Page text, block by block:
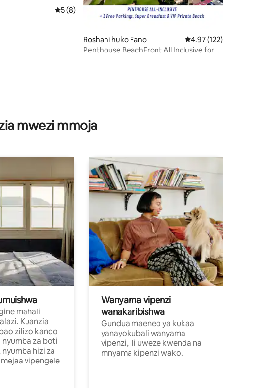
ya 5, tathmini 31
Ukadiriaji wa wastani wa 5 kati ya 5, tathmini 8
5 (8)
Roshani huko Fano Ukadiriaji wa wastani
4.97 (122)
Penthouse BeachFront All Inclusive for
mwezi mmoja
mahali
Kuanzia
zilizo kando
nyumba za boti
hizi za
vipengele
Wanyama vipenzi
wanakaribishwa
Gundua maeneo ya kukaa
yanayokubali wanyama
vipenzi, ili uweze kwenda na
mnyama kipenzi wako.